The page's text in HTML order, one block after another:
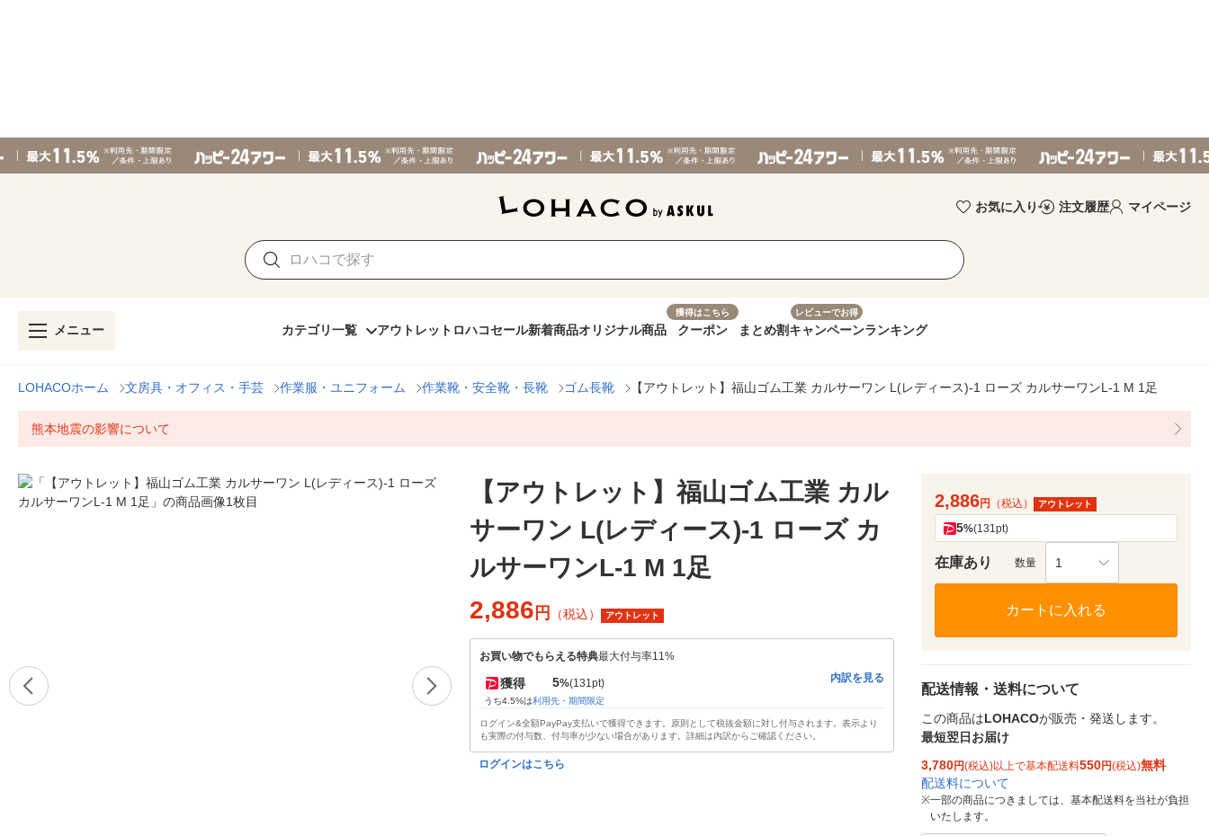
お気に入り 注文履歴 マイページ
メニュー カテゴリ一覧 アウトレット ロハコセール新着商品オリジナル商品
獲得はこちら
クーポン まとめ割
レビューでお得
キャンペーンランキング
LOHACOホーム 文房具・オフィス・手芸 作業服・ユニフォーム 作業靴・安全靴・長靴 ゴム長靴 【アウトレット】福山ゴム工業 カルサーワン L(レディース)-1 ローズ カルサーワンL-1 M 1足
熊本地震の影響について
【アウトレット】福山ゴム工業 カル
サーワン L(レディース)-1 ローズ カ
ルサーワンL-1 M 1足
2,886 円 （税込） アウトレット
お買い物でもらえる特典最大付与率11%
獲得 5%(131pt)
うち4.5%は利用先・期間限定
内訳を見る
ログイン&全額PayPay支払いで獲得できます。原則として税抜金額に対し付与されます。表示より
も実際の付与数、付与率が少ない場合があります。詳細は内訳からご確認ください。
ログインはこちら
2,886円 （税込） アウトレット
5%(131pt)
在庫あり 数量 1
カートに入れる
配送情報・送料について
この商品はLOHACOが販売・発送します。
最短翌日お届け
3,780円(税込)以上で基本配送料550円(税込)無料
配送料について
※一部の商品につきましては、基本配送料を当社が負担
いたします。